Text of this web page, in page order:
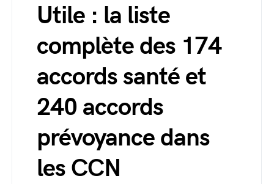
Utile : la liste
complète des 174
accords santé et
240 accords
prévoyance dans
les CCN